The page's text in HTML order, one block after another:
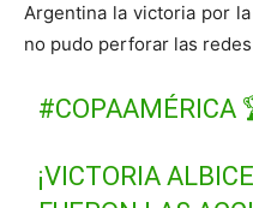
Argentina la victoria por
no pudo perforar las
#COPAAMÉRICA
¡VICTORIA